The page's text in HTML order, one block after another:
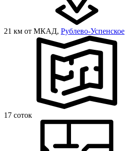
21 км от МКАД, Рублево-Успенское
17 соток